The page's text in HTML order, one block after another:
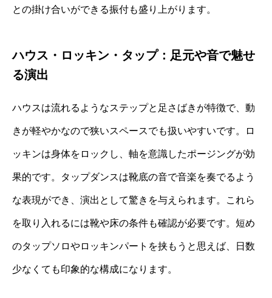
との掛け合いができる振付も盛り上がります。
ハウス・ロッキン・タップ：足元や音で魅せ
る演出
ハウスは流れるようなステップと足さばきが特徴で、動
きが軽やかなので狭いスペースでも扱いやすいです。ロ
ッキンは身体をロックし、軸を意識したポージングが効
果的です。タップダンスは靴底の音で音楽を奏でるよう
な表現ができ、演出として驚きを与えられます。これら
を取り入れるには靴や床の条件も確認が必要です。短め
のタップソロやロッキンパートを挟もうと思えば、日数
少なくても印象的な構成になります。